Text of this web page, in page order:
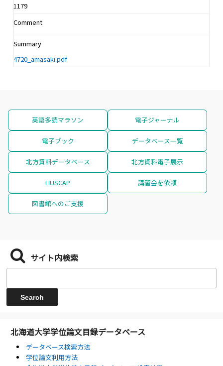
1179
Comment
Summary
4720_amasaki.pdf
英語多読マラソン 電子ジャーナル
電子ブック データベース一覧
北方資料データベース 北方資料電子展示
HUSCAP 講習会を依頼
図書館へのご支援
サイト内検索
北海道大学学位論文目録データベース
データベース検索方法
学位論文利用方法